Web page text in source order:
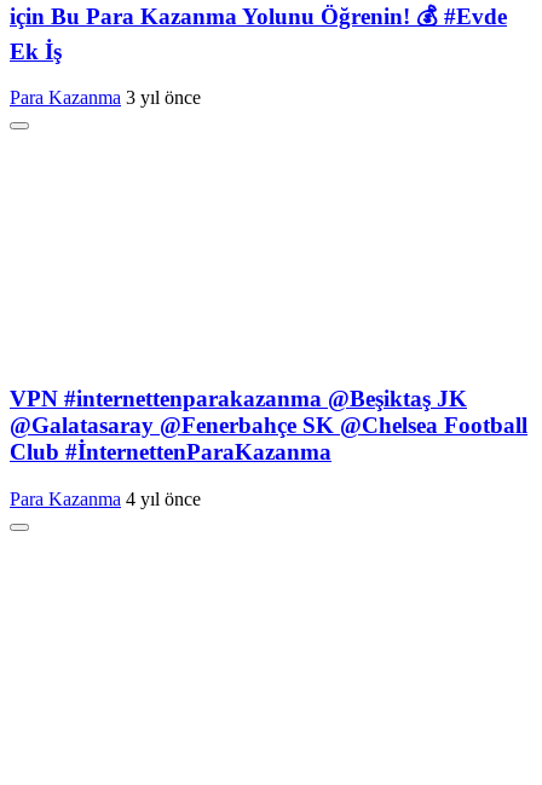
için Bu Para Kazanma Yolunu Öğrenin! 💰 #Evde
Ek İş
Para Kazanma 3 yıl önce
VPN #internettenparakazanma @Beşiktaş JK
@Galatasaray @Fenerbahçe SK @Chelsea Football
Club #İnternettenParaKazanma
Para Kazanma 4 yıl önce